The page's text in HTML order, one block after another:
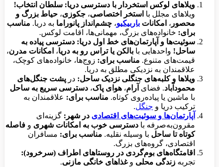
ویلاهای لوکس استخردار با دسترسی دریا: سلطان انتخاب!
ویلاهای مجلل با استخر اختصاصی، جکوزی، حیاط بزرگ و
محصور ، امکانات باربیکیو، چشم‌انداز پانوراما به دریا. مناسب
برای: خانواده‌های بزرگ، مهمانی‌ها، اقامت لوکس.
سوئیت‌ها و آپارتمان‌های خط اول دریا: دسترسی پیاده به
ساحل! واحدهایی با بالکن یا تراس رو به دریا، امکانات مدرن،
قیمت‌های متنوع. مناسب برای: زوج‌ها، خانواده‌های کوچک،
علاقمندان به نزدیکی مطلق به دریا.
ویلاها و کلبه‌های جنگلی نزدیک ساحل: در پشت جنگل‌های
محمودآباد. فضای آرام، هوای پاک، دسترسی سریع به ساحل
با ماشین یا پیاده‌روی کوتاه. مناسب برای: علاقمندان به
ترکیب دریا و جنگل.
آپارتمان‌ها و سوئیت‌های اقتصادی در شهر: گزینه‌ای
مقرون‌به‌صرفه با دسترسی خوب به امکانات شهری و فاصله
کوتاه تا ساحل با وسیله نقلیه. مناسب برای: مسافران
اقتصادی، گروه‌های بزرگ.
اقامتگاه‌های بوم‌گردی در روستاهای اطراف (سرخرود):
تجربه زندگی محلی وغذاهای خانگی مازنی.